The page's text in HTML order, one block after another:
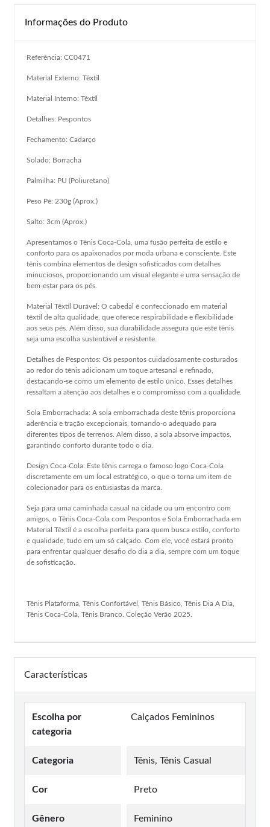
Informações do Produto
Referência: CC0471
Material Externo: Têxtil
Material Interno: Têxtil
Detalhes: Pespontos
Fechamento: Cadarço
Solado: Borracha
Palmilha: PU (Poliuretano)
Peso Pé: 230g (Aprox.)
Salto: 3cm (Aprox.)
Apresentamos o Tênis Coca-Cola, uma fusão perfeita de estilo e
conforto para os apaixonados por moda urbana e consciente. Este
tênis combina elementos de design sofisticados com detalhes
minuciosos, proporcionando um visual elegante e uma sensação de
bem-estar para os pés.
Material Têxtil Durável: O cabedal é confeccionado em material
têxtil de alta qualidade, que oferece respirabilidade e flexibilidade
aos seus pés. Além disso, sua durabilidade assegura que este tênis
seja uma escolha sustentável e resistente.
Detalhes de Pespontos: Os pespontos cuidadosamente costurados
ao redor do tênis adicionam um toque artesanal e refinado,
destacando-se como um elemento de estilo único. Esses detalhes
ressaltam a atenção aos detalhes e o compromisso com a qualidade.
Sola Emborrachada: A sola emborrachada deste tênis proporciona
aderência e tração excepcionais, tornando-o adequado para
diferentes tipos de terrenos. Além disso, a sola absorve impactos,
garantindo conforto durante todo o dia.
Design Coca-Cola: Este tênis carrega o famoso logo Coca-Cola
discretamente em um local estratégico, o que o torna um item de
colecionador para os entusiastas da marca.
Seja para uma caminhada casual na cidade ou um encontro com
amigos, o Tênis Coca-Cola com Pespontos e Sola Emborrachada em
Material Têxtil é a escolha perfeita para quem busca estilo, conforto
e qualidade, tudo em um só calçado. Com ele, você estará pronto
para enfrentar qualquer desafio do dia a dia, sempre com um toque
de sofisticação.
Tênis Plataforma, Tênis Confortável, Tênis Básico, Tênis Dia A Dia,
Tênis Coca-Cola, Tênis Branco. Coleção Verão 2025.
Características
Escolha por
categoria
Calçados Femininos
Categoria Tênis, Tênis Casual
Cor Preto
Gênero Feminino